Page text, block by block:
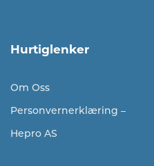
Hurtiglenker
Om Oss
Personvernerklæring –
Hepro AS